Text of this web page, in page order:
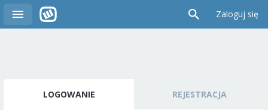
Zaloguj się
LOGOWANIE REJESTRACJA